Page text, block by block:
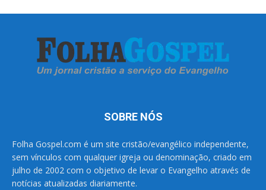
SOBRE NÓS
Folha Gospel.com é um site cristão/evangélico independente,
sem vínculos com qualquer igreja ou denominação, criado em
julho de 2002 com o objetivo de levar o Evangelho através de
notícias atualizadas diariamente.